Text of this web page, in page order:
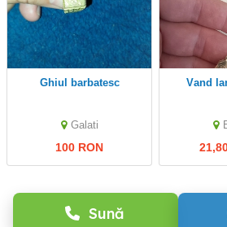
Sună
ghiul barbatesc
Galati
100 RON
Vand